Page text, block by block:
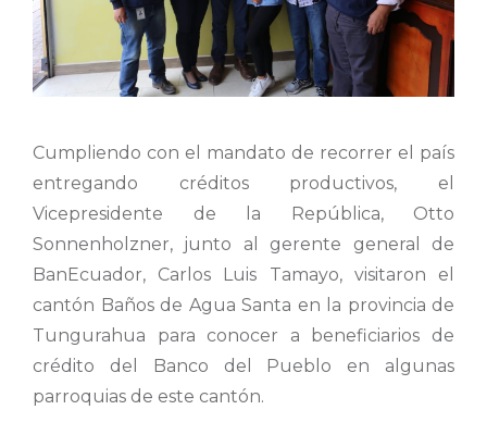
Cumpliendo con el mandato de recorrer el país
entregando créditos productivos, el
Vicepresidente de la República, Otto
Sonnenholzner, junto al gerente general de
BanEcuador, Carlos Luis Tamayo, visitaron el
cantón Baños de Agua Santa en la provincia de
Tungurahua para conocer a beneficiarios de
crédito del Banco del Pueblo en algunas
parroquias de este cantón.